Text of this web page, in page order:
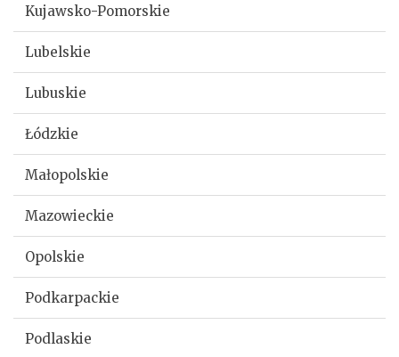
Kujawsko-Pomorskie
Lubelskie
Lubuskie
Łódzkie
Małopolskie
Mazowieckie
Opolskie
Podkarpackie
Podlaskie